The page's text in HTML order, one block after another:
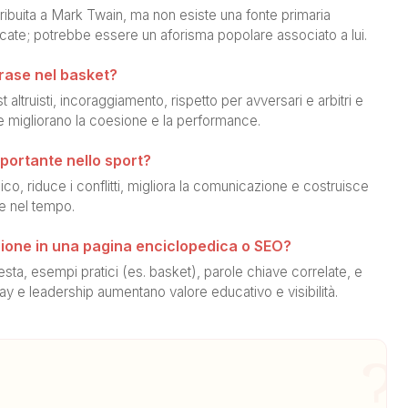
a Mark Twain, ma non esiste una fonte primaria
potrebbe essere un aforisma popolare associato a lui.
nel basket?
altruisti, incoraggiamento, rispetto per avversari e arbitri e
la coesione e la performance.
nello sport?
riduce i conflitti, migliora la comunicazione e costruisce
nel tempo.
in una pagina enciclopedica o SEO?
esempi pratici (es. basket), parole chiave correlate, e
e leadership aumentano valore educativo e visibilità.